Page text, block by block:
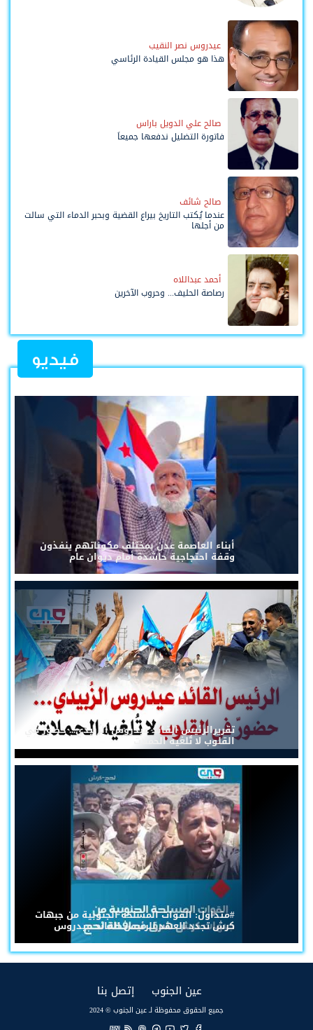
عيدروس نصر النقيب
هذا هو مجلس القيادة الرئاسي
صالح علي الدويل باراس
فاتورة التضليل ندفعها جميعاً
صالح شائف
عندما يُكتب التاريخ بيراع القضية وبحبر الدماء التي سالت
من أجلها
أحمد عبداللاه
رصاصة الحليف... وحروب الآخرين
فيديو
أبناء العاصمة عدن بمختلف مكوناتهم ينفذون
وقفة احتجاجية حاشدة أمام ديوان عام
تقريرالرئيس القائد عيدروس الزُبيدي... حضورٌ في
القلوب لا تُلغيه الحملات
#متداول: القوات المسلحة الجنوبية من جبهات
كرش تجدد العهد للرئيس القائد عيدروس
عين الجنوب إتصل بنا
جميع الحقوق محفوظة لـ عين الجنوب © 2024